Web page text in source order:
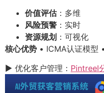
价值评估：多维
风险预警 ：实时
资源规划 ：可视化
核心优势 • ICMA认证模型
▶ 优化客户管理： Pintreel